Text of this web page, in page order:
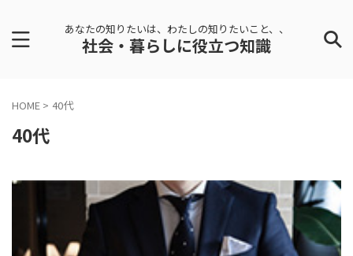
あなたの知りたいは、わたしの知りたいこと、、
社会・暮らしに役立つ知識
HOME > 40代
40代